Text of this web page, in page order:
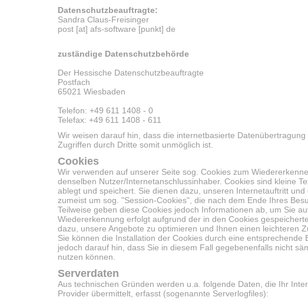
Datenschutzbeauftragte:
Sandra Claus-Freisinger
post [at] afs-software [punkt] de
zuständige Datenschutzbehörde
Der Hessische Datenschutzbeauftragte
Postfach
65021 Wiesbaden
Telefon: +49 611 1408 - 0
Telefax: +49 611 1408 - 611
Wir weisen darauf hin, dass die internetbasierte
Zugriffen durch Dritte somit unmöglich ist.
Cookies
Wir verwenden auf unserer Seite sog. Cookies zum
denselben Nutzer/Internetanschlussinhaber. Cookies sind kleine
ablegt und speichert. Sie dienen dazu, unseren Internetauftritt
zumeist um sog. "Session-Cookies", die nach dem Ende Ihres
Teilweise geben diese Cookies jedoch Informationen ab, um Sie
Wiedererkennung erfolgt aufgrund der in den Cookies
dazu, unsere Angebote zu optimieren und Ihnen einen leichteren
Sie können die Installation der Cookies durch eine
jedoch darauf hin, dass Sie in diesem Fall gegebenenfalls nicht
nutzen können.
Serverdaten
Aus technischen Gründen werden u.a. folgende Daten, die Ihr
Provider übermittelt, erfasst (sogenannte Serverlogfiles):